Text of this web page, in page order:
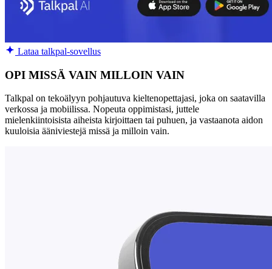
Lataa talkpal-sovellus
OPI MISSÄ VAIN MILLOIN VAIN
Talkpal on tekoälyyn pohjautuva kieltenopettajasi, joka on saatavilla
verkossa ja mobiilissa. Nopeuta oppimistasi, juttele
mielenkiintoisista aiheista kirjoittaen tai puhuen, ja vastaanota aidon
kuuloisia ääniviestejä missä ja milloin vain.